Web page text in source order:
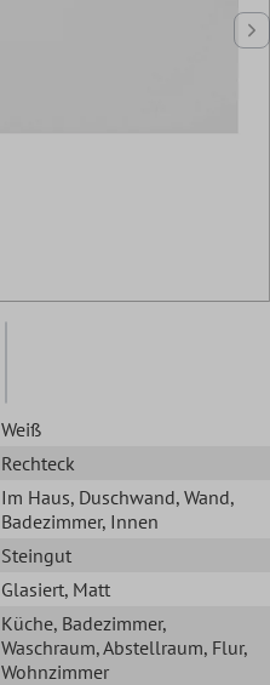
Weiß
Rechteck
Im Haus, Duschwand, Wand,
Badezimmer, Innen
Steingut
Glasiert, Matt
Küche, Badezimmer,
Waschraum, Abstellraum, Flur,
Wohnzimmer